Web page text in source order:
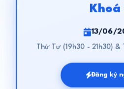
Khoá
13/06/
Thứ Tư (19h30 - 21h30) &
Đăng ký